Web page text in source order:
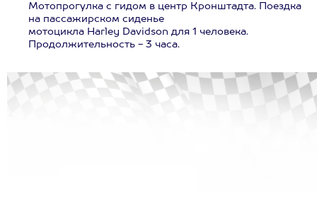
Мотопрогулка с гидом в центр Кронштадта. Поездка
на пассажирском сиденье
мотоцикла Harley Davidson для 1 человека.
Продолжительность - 3 часа.